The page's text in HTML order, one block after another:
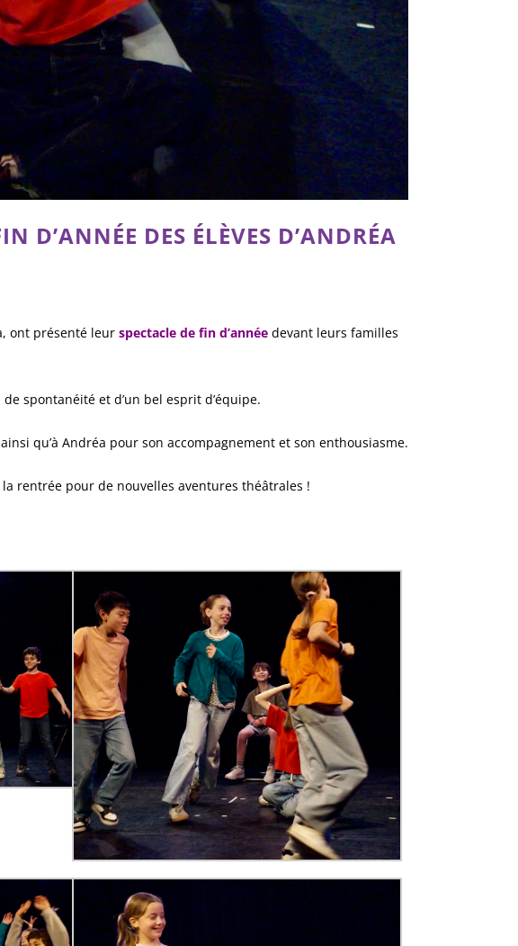
D’ANNÉE DES ÉLÈVES D’ANDRÉA
ont présenté leur spectacle de fin d’année devant leurs familles
spontanéité et d’un bel esprit d’équipe.
qu’à Andréa pour son accompagnement et son enthousiasme.
rentrée pour de nouvelles aventures théâtrales !